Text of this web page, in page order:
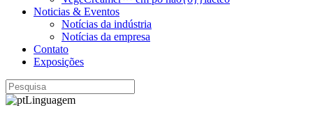
Noticias & Eventos
Notícias da indústria
Notícias da empresa
Contato
Exposições
Linguagem